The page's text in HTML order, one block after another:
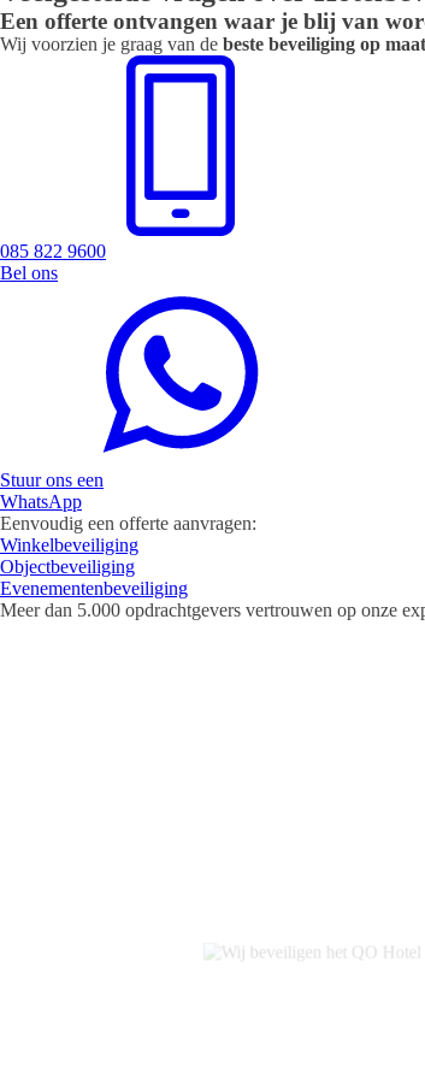
Een offerte ontvangen waar je blij van
Wij voorzien je graag van de beste beveiliging op maat
085 822 9600
Bel ons
Stuur ons een
WhatsApp
Eenvoudig een offerte aanvragen:
Winkelbeveiliging
Objectbeveiliging
Evenementenbeveiliging
Meer dan 5.000 opdrachtgevers vertrouwen op onze